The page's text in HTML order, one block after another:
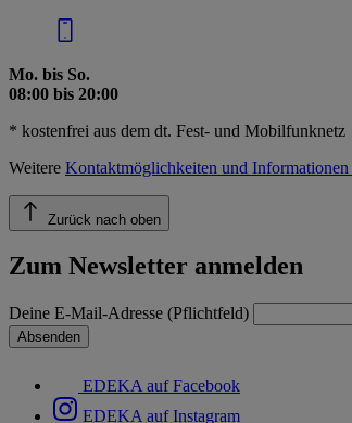
Mo. bis So.
08:00 bis 20:00
* kostenfrei aus dem dt. Fest- und Mobilfunknetz
Weitere Kontaktmöglichkeiten und Informationen
Zurück nach oben
Zum Newsletter anmelden
Deine E-Mail-Adresse (Pflichtfeld)
Absenden
EDEKA auf Facebook
EDEKA auf Instagram